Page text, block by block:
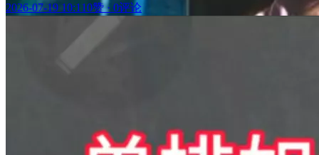
2026-07-19 10:110赞· 0评论